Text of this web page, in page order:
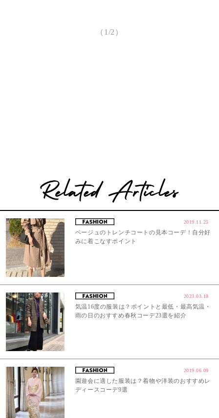
（1/2）
2019.11.25
ベージュのトレンチコートの見本コーデ！自分好
みに着こなすポイント
2023.03.18
気温16度の服装は？ポイントと最低・最高気温・
雨の日のおすすめ春秋コーデ23選を紹介
2019.06.09
園遊会に適した服装は？着物や洋装のおすすめレ
ディースコーデ9選